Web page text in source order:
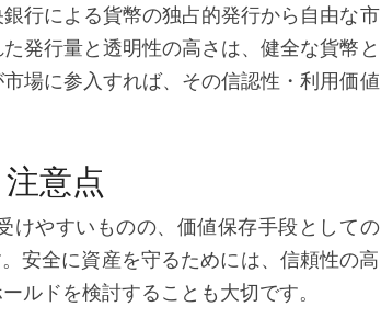
行による貨幣の独占的発行から自由な市
発行量と透明性の高さは、健全な貨幣と
場に参入すれば、その信認性・利用価値
意点
けやすいものの、価値保存手段としての
安全に資産を守るためには、信頼性の高
ルドを検討することも大切です。